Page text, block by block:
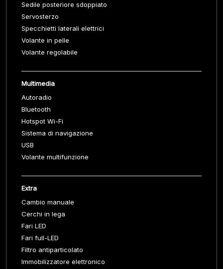
Sedile posteriore sdoppiato
Servosterzo
Specchietti laterali elettrici
Volante in pelle
Volante regolabile
Multimedia
Autoradio
Bluetooth
Hotspot Wi-Fi
Sistema di navigazione
USB
Volante multifunzione
Extra
Cambio manuale
Cerchi in lega
Fari LED
Fari full-LED
Filtro antiparticolato
Immobilizzatore elettronico